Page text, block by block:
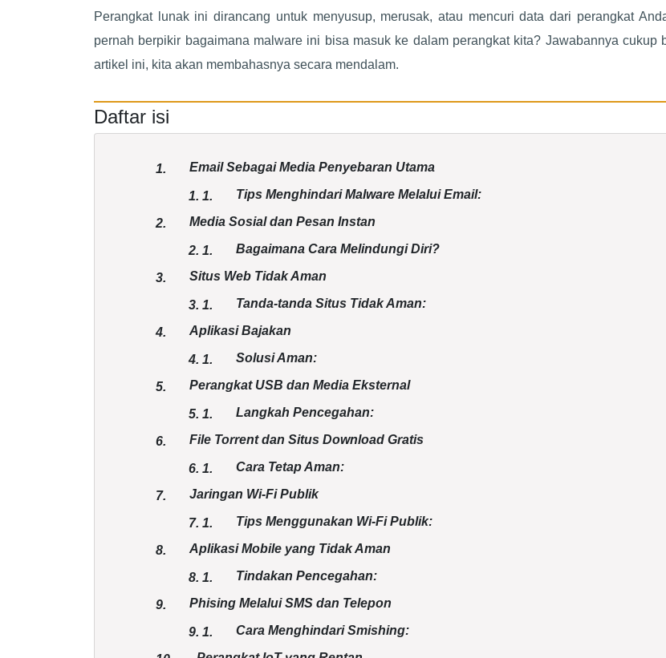
Perangkat lunak ini dirancang untuk menyusup, merusak, atau mencuri data dari perangkat
pernah berpikir bagaimana malware ini bisa masuk ke dalam perangkat kita? Jawabannya cukup
artikel ini, kita akan membahasnya secara mendalam.
Daftar isi
1. Email Sebagai Media Penyebaran Utama
1. 1. Tips Menghindari Malware Melalui Email:
2. Media Sosial dan Pesan Instan
2. 1. Bagaimana Cara Melindungi Diri?
3. Situs Web Tidak Aman
3. 1. Tanda-tanda Situs Tidak Aman:
4. Aplikasi Bajakan
4. 1. Solusi Aman:
5. Perangkat USB dan Media Eksternal
5. 1. Langkah Pencegahan:
6. File Torrent dan Situs Download Gratis
6. 1. Cara Tetap Aman:
7. Jaringan Wi-Fi Publik
7. 1. Tips Menggunakan Wi-Fi Publik:
8. Aplikasi Mobile yang Tidak Aman
8. 1. Tindakan Pencegahan:
9. Phising Melalui SMS dan Telepon
9. 1. Cara Menghindari Smishing: